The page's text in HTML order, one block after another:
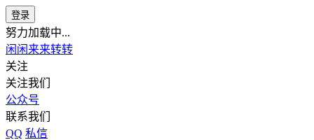
登录
努力加载中...
闲闲来来转转
关注
关注我们
公众号
联系我们
QQ 私信